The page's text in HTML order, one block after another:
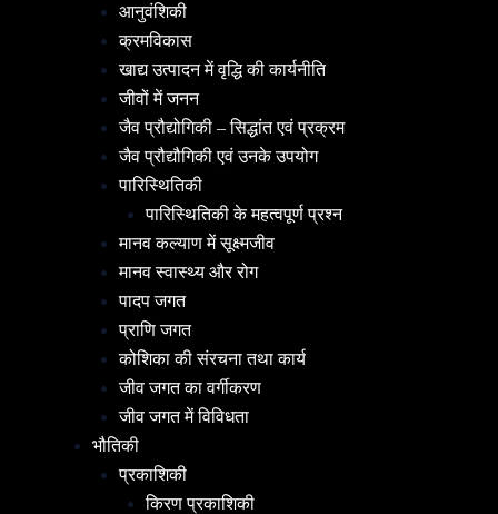
आनुवंशिकी
क्रमविकास
खाद्य उत्पादन में वृद्धि की कार्यनीति
जीवों में जनन
जैव प्रौद्योगिकी – सिद्धांत एवं प्रक्रम
जैव प्रौद्यौगिकी एवं उनके उपयोग
पारिस्थितिकी
पारिस्थितिकी के महत्वपूर्ण प्रश्न
मानव कल्याण में सूक्ष्मजीव
मानव स्वास्थ्य और रोग
पादप जगत
प्राणि जगत
कोशिका की संरचना तथा कार्य
जीव जगत का वर्गीकरण
जीव जगत में विविधता
भौतिकी
प्रकाशिकी
किरण प्रकाशिकी